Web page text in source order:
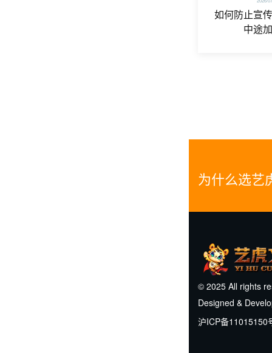
如何防止宣
中途
为什么选艺
© 2025 All rights
Designed &
沪ICP备11015150